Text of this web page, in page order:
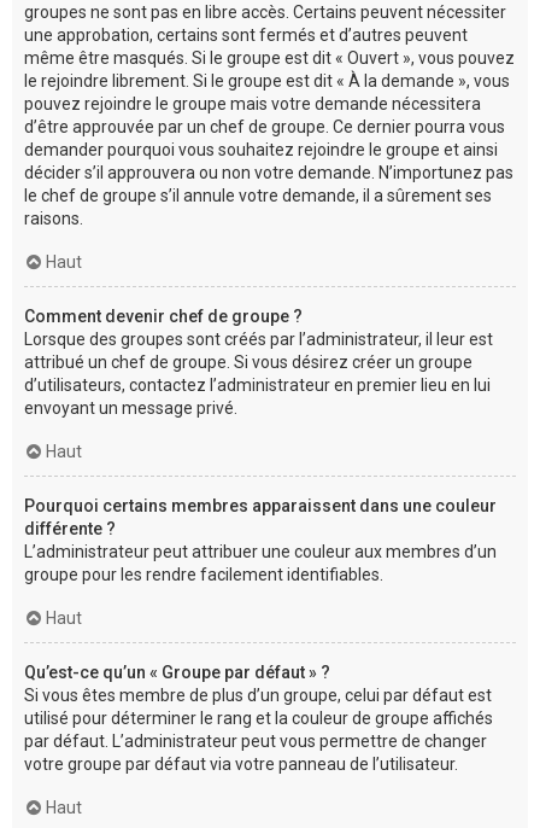
groupes ne sont pas en libre accès. Certains peuvent nécessiter
une approbation, certains sont fermés et d’autres peuvent
même être masqués. Si le groupe est dit « Ouvert », vous pouvez
le rejoindre librement. Si le groupe est dit « À la demande », vous
pouvez rejoindre le groupe mais votre demande nécessitera
d’être approuvée par un chef de groupe. Ce dernier pourra vous
demander pourquoi vous souhaitez rejoindre le groupe et ainsi
décider s’il approuvera ou non votre demande. N’importunez pas
le chef de groupe s’il annule votre demande, il a sûrement ses
raisons.
Haut
Comment devenir chef de groupe ?
Lorsque des groupes sont créés par l’administrateur, il leur est
attribué un chef de groupe. Si vous désirez créer un groupe
d’utilisateurs, contactez l’administrateur en premier lieu en lui
envoyant un message privé.
Haut
Pourquoi certains membres apparaissent dans une couleur
différente ?
L’administrateur peut attribuer une couleur aux membres d’un
groupe pour les rendre facilement identifiables.
Haut
Qu’est-ce qu’un « Groupe par défaut » ?
Si vous êtes membre de plus d’un groupe, celui par défaut est
utilisé pour déterminer le rang et la couleur de groupe affichés
par défaut. L’administrateur peut vous permettre de changer
votre groupe par défaut via votre panneau de l’utilisateur.
Haut